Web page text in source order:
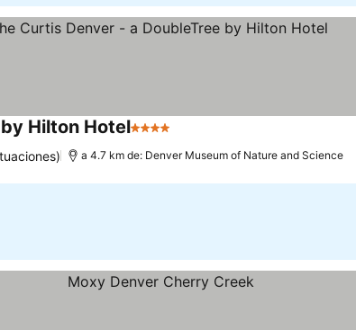
Hilton Hotel4 Estrellas
a 4.7 km de: Denver Museum of Nature and Science